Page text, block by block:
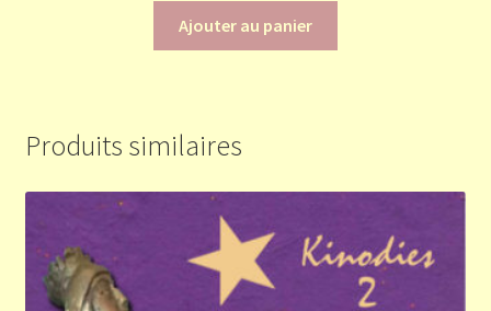
Ajouter au panier
Produits similaires